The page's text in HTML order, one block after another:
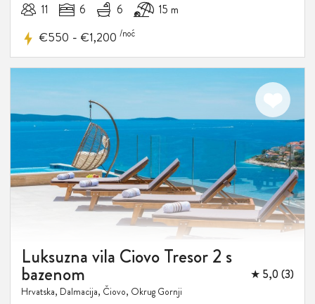
11 6 6 15 m
€550 - €1,200 /noć
Luksuzna vila Ciovo Tresor 2 s
bazenom ★ 5,0 (3)
Hrvatska, Dalmacija, Čiovo, Okrug Gornji